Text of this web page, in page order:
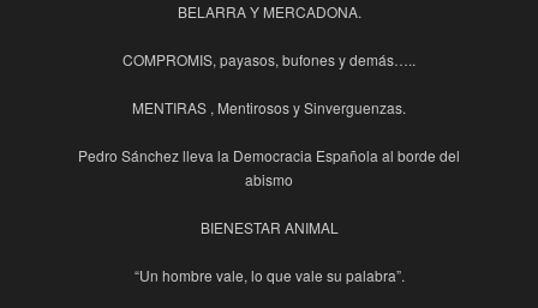
BELARRA Y MERCADONA.
COMPROMIS, payasos, bufones y demás…..
MENTIRAS , Mentirosos y Sinverguenzas.
Pedro Sánchez lleva la Democracia Española al borde del
abismo
BIENESTAR ANIMAL
“Un hombre vale, lo que vale su palabra”.